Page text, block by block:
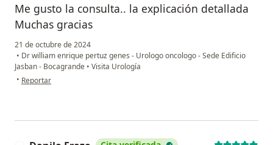
Me gusto la consulta.. la explicación detallada
Muchas gracias
21 de octubre de 2024
• Dr william enrique pertuz genes - Urologo oncologo - Sede Edificio
Jasban - Bocagrande • Visita Urología
• en opinión del usuario Gloria
Reportar